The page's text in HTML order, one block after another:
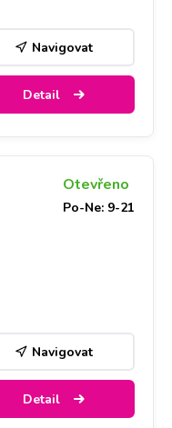
Navigovat
Detail
Otevřeno
Po-Ne: 9-21
Navigovat
Detail